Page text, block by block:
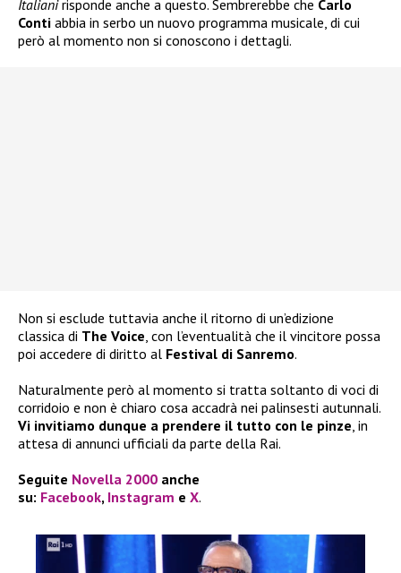
Italianirisponde anche a questo. Sembrerebbe che Carlo
Conti abbia in serbo un nuovo programma musicale, di cui
però al momento non si conoscono i dettagli.
Non si esclude tuttavia anche il ritorno di un’edizione
classica di The Voice , con l’eventualità che il vincitore possa
poi accedere di diritto al Festival di Sanremo.
Naturalmente però al momento si tratta soltanto di voci di
corridoio e non è chiaro cosa accadrà nei palinsesti autunnali.
Vi invitiamo dunque a prendere il tutto con le pinze , in
attesa di annunci ufficiali da parte della Rai.
Seguite Novella 2000 anche
su: Facebook, Instagram e X.